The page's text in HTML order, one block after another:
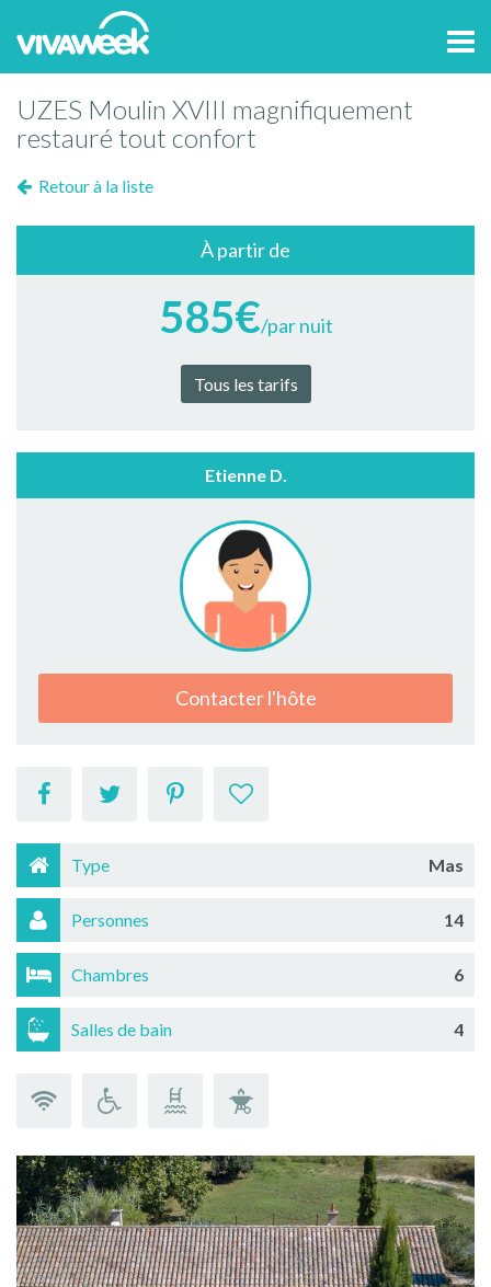
UZES Moulin XVIII magnifiquement
restauré tout confort
Retour à la liste
À partir de
585€/par nuit
Tous les tarifs
Etienne D.
Contacter l'hôte
Type Mas
Personnes 14
Chambres 6
Salles de bain 4